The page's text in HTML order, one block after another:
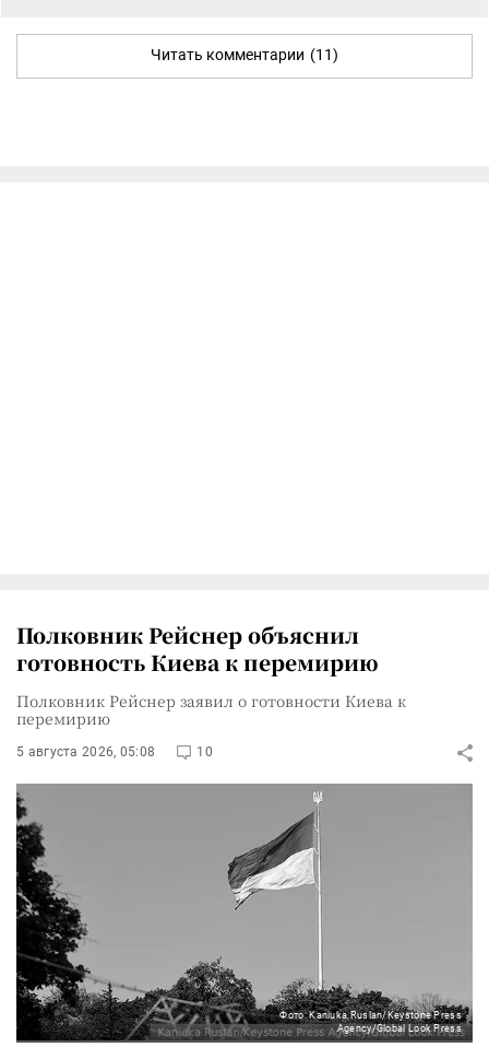
Читать комментарии (11)
Полковник Рейснер объяснил
готовность Киева к перемирию
Полковник Рейснер заявил о готовности Киева к
перемирию
5 августа 2026, 05:08 10
Фото: Kaniuka Ruslan/Keystone Press
Agency/Global Look Press